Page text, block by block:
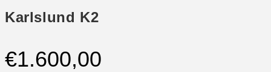
Karlslund K2
€1.600,00